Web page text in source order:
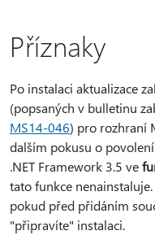
Příznaky
Po instalaci aktualizace
(popsaných v bulletinu
MS14-046) pro rozhraní
dalším pokusu o
.NET Framework 3.5 ve
tato funkce
pokud před přidáním
"připravíte" instalaci.